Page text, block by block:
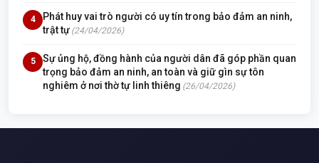
4
Phát huy vai trò người có uy tín trong bảo đảm an ninh,
trật tự (24/04/2026)
5
Sự ủng hộ, đồng hành của người dân đã góp phần quan
trọng bảo đảm an ninh, an toàn và giữ gìn sự tôn
nghiêm ở nơi thờ tự linh thiêng (26/04/2026)